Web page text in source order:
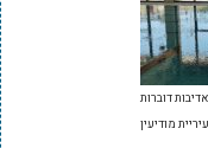
דוברות
עיריית מודיעין